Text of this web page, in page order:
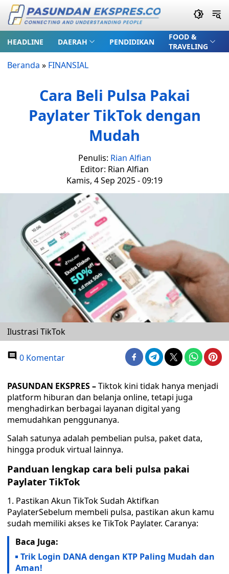
HEADLINE DAERAH PENDIDIKAN
FOOD &
TRAVELING
Beranda » FINANSIAL
Cara Beli Pulsa Pakai
Paylater TikTok dengan
Mudah
Penulis: Rian Alfian
Editor: Rian Alfian
Kamis, 4 Sep 2025 - 09:19
Ilustrasi TikTok
0 Komentar
PASUNDAN EKSPRES –Tiktok kini tidak hanya menjadi
platform hiburan dan belanja online, tetapi juga
menghadirkan berbagai layanan digital yang
memudahkan penggunanya.
Salah satunya adalah pembelian pulsa, paket data,
hingga produk virtual lainnya.
Panduan lengkap cara beli pulsa pakai
Paylater TikTok
1. Pastikan Akun TikTok Sudah Aktifkan
PaylaterSebelum membeli pulsa, pastikan akun kamu
sudah memiliki akses ke TikTok Paylater. Caranya:
Baca Juga:
Trik Login DANA dengan KTP Paling Mudah dan
Aman!